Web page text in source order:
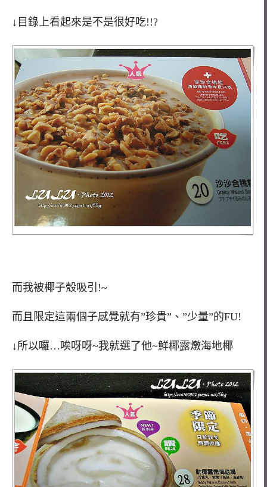
↓目錄上看起來是不是很好吃!!?
而我被椰子殼吸引!~
而且限定這兩個子感覺就有”珍貴”、”少量”的FU!
↓所以囉…唉呀呀~我就選了他~鮮椰露燉海地椰